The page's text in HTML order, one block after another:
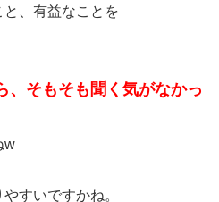
、有益なことを
、そもそも聞く気がなかっ
w
すいですかね。